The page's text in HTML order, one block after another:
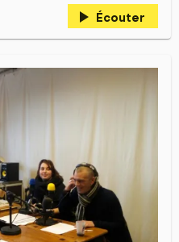
play_arrow Écouter